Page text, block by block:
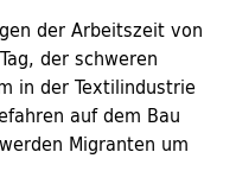
der Arbeitszeit von
der schweren
in der Textilindustrie
auf dem Bau
Migranten um